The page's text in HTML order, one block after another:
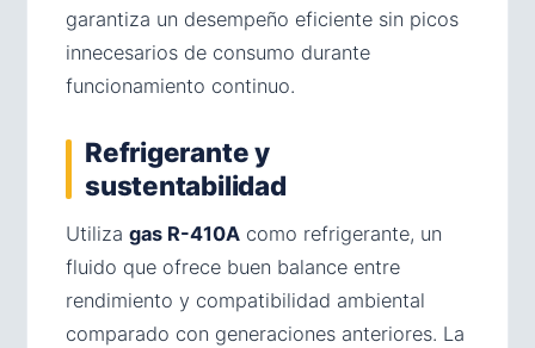
garantiza un desempeño eficiente sin picos
innecesarios de consumo durante
funcionamiento continuo.
Refrigerante y
sustentabilidad
Utiliza gas R-410A como refrigerante, un
fluido que ofrece buen balance entre
rendimiento y compatibilidad ambiental
comparado con generaciones anteriores. La